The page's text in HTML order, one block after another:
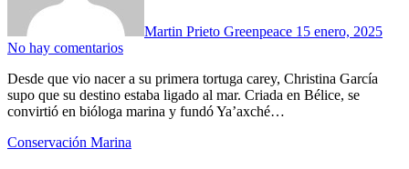
Martin Prieto Greenpeace 15 enero, 2025
No hay comentarios
Desde que vio nacer a su primera tortuga carey, Christina García
supo que su destino estaba ligado al mar. Criada en Bélice, se
convirtió en bióloga marina y fundó Ya’axché…
Conservación Marina